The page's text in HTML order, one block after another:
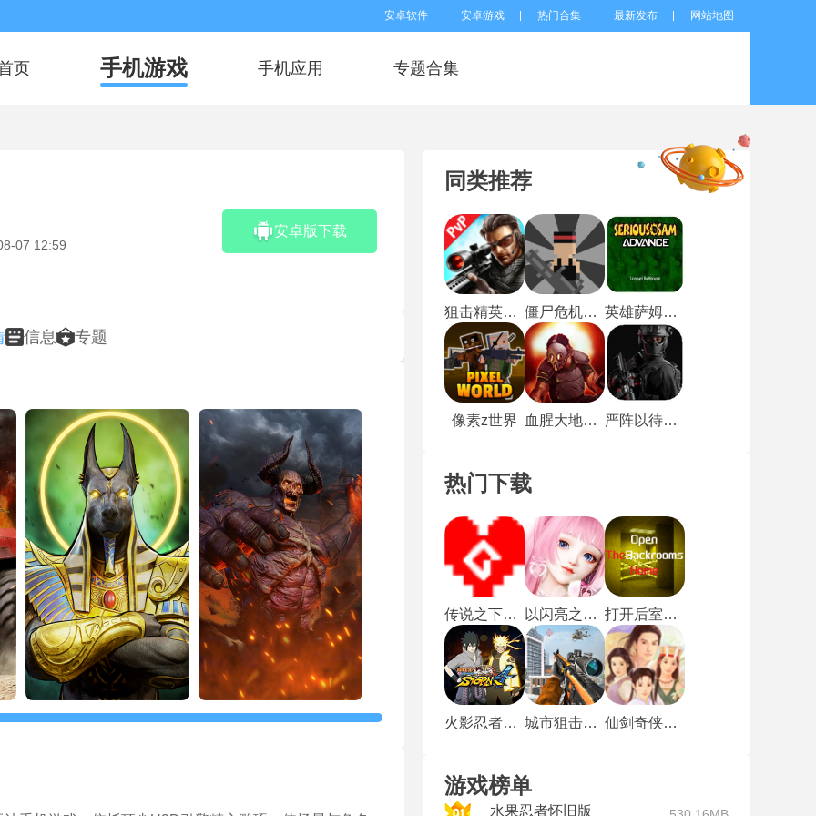
安卓软件 安卓游戏 热门合集 最新发布 网站地图
页 手机游戏 手机应用 专题合集
07 12:59
安卓版下载
信息 专题
同类推荐
狙击精英中文版 僵尸危机3中文版 英雄萨姆手机版
像素z世界 血腥大地安卓版 严阵以待手游
热门下载
传说之下沃玛战 以闪亮之名新马服 打开后室归宿
火影忍者究极风暴4手机版 城市狙击行动 仙剑奇侠传1重制版
游戏榜单
水果忍者怀旧版